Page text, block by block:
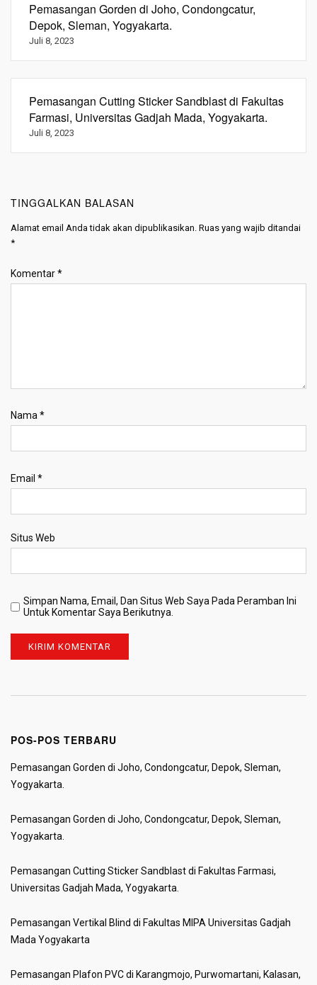
Pemasangan Gorden di Joho, Condongcatur,
Depok, Sleman, Yogyakarta.
Juli 8, 2023
Pemasangan Cutting Sticker Sandblast di Fakultas
Farmasi, Universitas Gadjah Mada, Yogyakarta.
Juli 8, 2023
TINGGALKAN BALASAN
Alamat email Anda tidak akan dipublikasikan. Ruas yang wajib ditandai
*
Komentar*
Nama*
Email *
Situs Web
Simpan Nama, Email, Dan Situs Web Saya Pada Peramban Ini
Untuk Komentar Saya Berikutnya.
POS-POS TERBARU
Pemasangan Gorden di Joho, Condongcatur, Depok, Sleman,
Yogyakarta.
Pemasangan Gorden di Joho, Condongcatur, Depok, Sleman,
Yogyakarta.
Pemasangan Cutting Sticker Sandblast di Fakultas Farmasi,
Universitas Gadjah Mada, Yogyakarta.
Pemasangan Vertikal Blind di Fakultas MIPA Universitas Gadjah
Mada Yogyakarta
Pemasangan Plafon PVC di Karangmojo, Purwomartani, Kalasan,